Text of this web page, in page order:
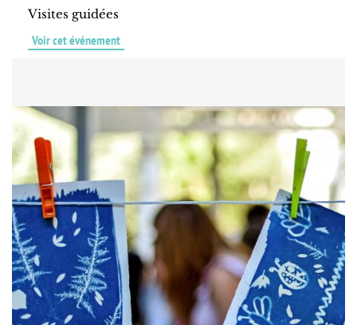
Visites guidées
Voir cet événement